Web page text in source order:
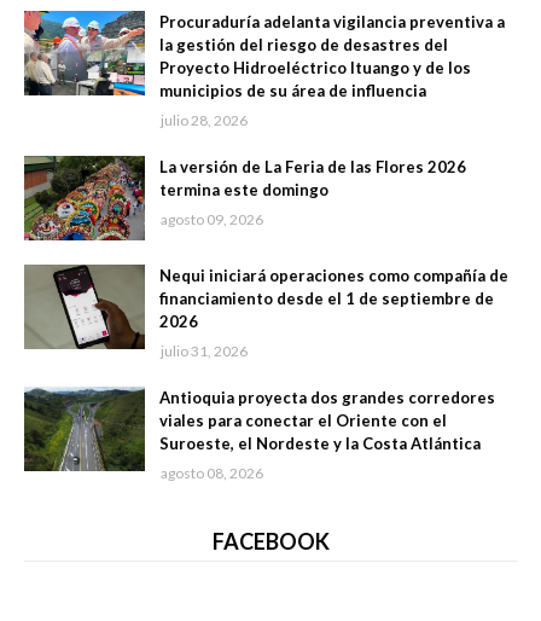
Procuraduría adelanta vigilancia preventiva a
la gestión del riesgo de desastres del
Proyecto Hidroeléctrico Ituango y de los
municipios de su área de influencia
julio 28, 2026
La versión de La Feria de las Flores 2026
termina este domingo
agosto 09, 2026
Nequi iniciará operaciones como compañía de
financiamiento desde el 1 de septiembre de
2026
julio 31, 2026
Antioquia proyecta dos grandes corredores
viales para conectar el Oriente con el
Suroeste, el Nordeste y la Costa Atlántica
agosto 08, 2026
FACEBOOK